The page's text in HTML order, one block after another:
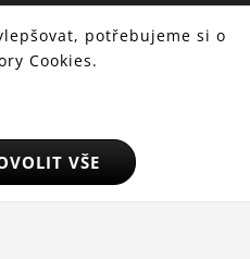
vyhrazena
potřebujeme si o
Cookies.
VŠE